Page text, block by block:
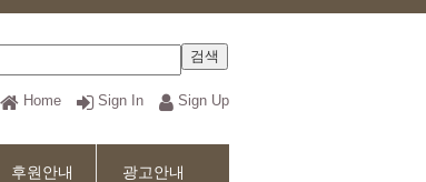
후원안내 광고안내
Home Sign In Sign Up